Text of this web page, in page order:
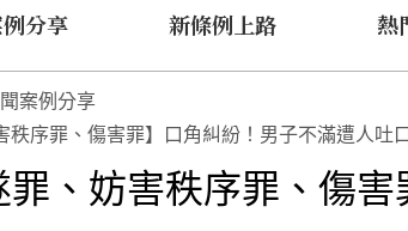
分享 新條例上路 熱
案例分享
秩序罪、傷害罪】口角糾紛！男子不滿遭人吐
罪、妨害秩序罪、傷